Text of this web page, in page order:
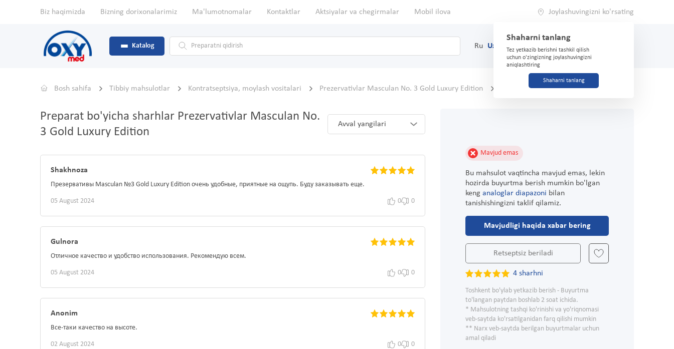
Biz haqimizda Bizning dorixonalarimiz Ma'lumotnomalar Kontaktlar Aktsiyalar va chegirmalar Mobil ilova Joylashuvingizni ko'rsating
Shaharni tanlang
Tez yetkazib berishni tashkil qilish
uchun o'zingizning joylashuvingizni
aniqlashtiring
Shaharni tanlang
Katalog Ru Uz (71) 200-03-03
Bosh sahifa Tibbiy mahsulotlar Kontratseptsiya, moylash vositalari Prezervativlar Masculan No. 3 Gold Luxury Edition
Preparat bo'yicha sharhlar Prezervativlar Masculan No.
3 Gold Luxury Edition
Avval yangilari
Shakhnoza
Презервативы Masculan №3 Gold Luxury Edition очень удобные, приятные на ощупь. Буду заказывать еще.
05 August 2024 0 0
Gulnora
Отличное качество и удобство использования. Рекомендую всем.
05 August 2024 0 0
Anonim
Все-таки качество на высоте.
02 August 2024 0 0
Mavjud emas
Bu mahsulot vaqtincha mavjud emas, lekin
hozirda buyurtma berish mumkin bo'lgan
keng analoglar diapazoni bilan
tanishishingizni taklif qilamiz.
Mavjudligi haqida xabar bering
Retseptsiz beriladi
4 sharhni
Toshkent bo'ylab yetkazib berish - Buyurtma
to'langan paytdan boshlab 2 soat ichida.
* Mahsulotning tashqi ko'rinishi va yo'riqnomasi
veb-saytda ko'rsatilganidan farq qilishi mumkin
** Narx veb-saytda berilgan buyurtmalar uchun
amal qiladi